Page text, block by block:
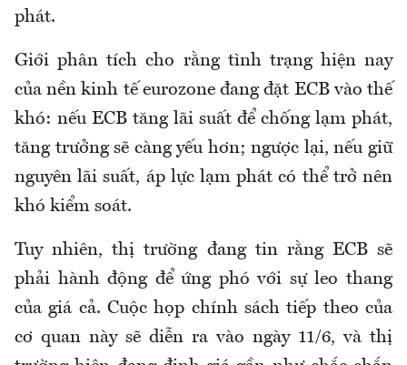
phát.
Giới phân tích cho rằng tình trạng hiện nay
của nền kinh tế eurozone đang đặt ECB vào thế
khó: nếu ECB tăng lãi suất để chống lạm phát,
tăng trưởng sẽ càng yếu hơn; ngược lại, nếu giữ
nguyên lãi suất, áp lực lạm phát có thể trở nên
khó kiểm soát.
Tuy nhiên, thị trường đang tin rằng ECB sẽ
phải hành động để ứng phó với sự leo thang
của giá cả. Cuộc họp chính sách tiếp theo của
cơ quan này sẽ diễn ra vào ngày 11/6, và thị